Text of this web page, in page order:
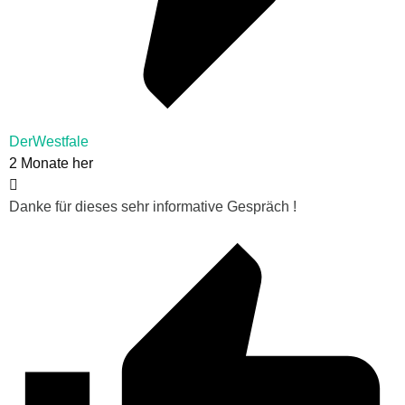
DerWestfale
2 Monate her
Danke für dieses sehr informative Gespräch !